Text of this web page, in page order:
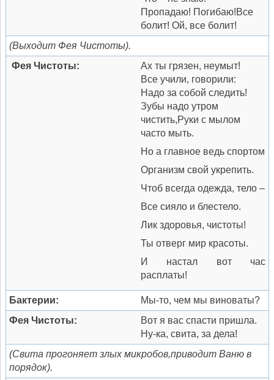
Пропадаю! Погибаю!Все
болит! Ой, все болит!
(Выходит Фея Чистоты).
Фея Чистоты:
Ах ты грязен, неумыт!
Все учили, говорили:
Надо за собой следить!
Зубы надо утром
чистить,Руки с мылом
часто мыть.
Но а главное ведь спортом
Организм свой укрепить.
Чтоб всегда одежда, тело –
Все сияло и блестело.
Лик здоровья, чистоты!
Ты отверг мир красоты.
И настал вот час
расплаты!
Бактерии:
Мы-то, чем мы виноваты?
Фея Чистоты:
Вот я вас спасти пришла.
Ну-ка, свита, за дела!
(Свита прогоняет злых микробов,приводит Ваню в
порядок).